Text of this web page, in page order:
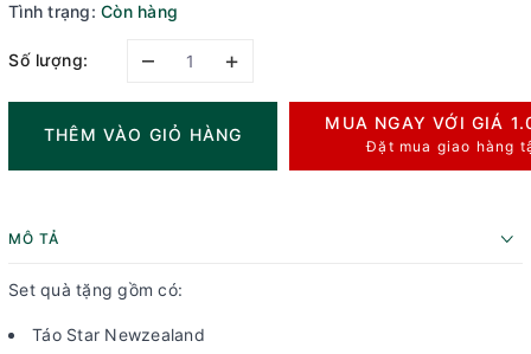
Tình trạng: Còn hàng
Số lượng: – +
THÊM VÀO GIỎ HÀNG
MUA NGAY VỚI GIÁ
Đặt mua giao hàng
MÔ TẢ
Set quà tặng gồm có:
Táo Star Newzealand